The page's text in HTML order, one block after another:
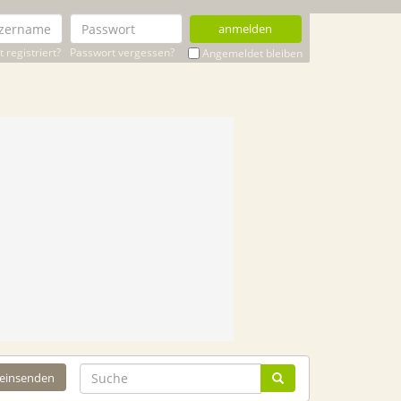
anmelden
registriert? Passwort vergessen? Angemeldet bleiben